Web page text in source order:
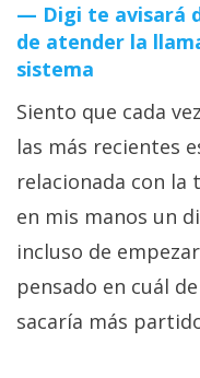
Digi te avisará
de atender la
sistema
Siento que cada
las más recientes
relacionada con la
en mis manos un
incluso de
pensado en cuál
sacaría más